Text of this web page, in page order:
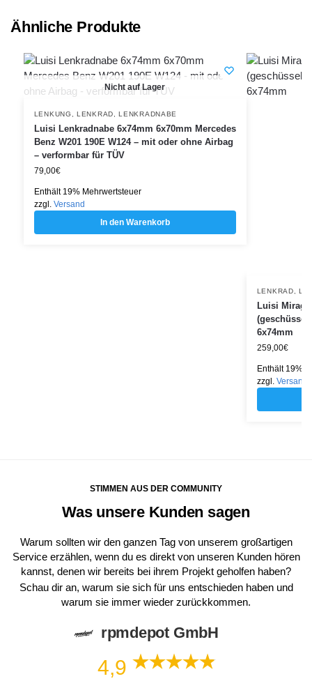
Ähnliche Produkte
Nicht auf Lager
LENKUNG ,LENKRAD ,LENKRADNABE
Luisi Lenkradnabe 6x74mm 6x70mm Mercedes
Benz W201 190E W124 – mit oder ohne Airbag
– verformbar für TÜV
79,00€
Enthält 19% Mehrwertsteuer
zzgl. Versand
In den Warenkorb
LENKRAD ,
Luisi
6x74mm
259,00€
Enthält 19%
zzgl. Versand
STIMMEN AUS DER COMMUNITY
Was unsere Kunden sagen
Warum sollten wir den ganzen Tag von unserem großartigen
Service erzählen, wenn du es direkt von unseren Kunden hören
kannst, denen wir bereits bei ihrem Projekt geholfen haben?
Schau dir an, warum sie sich für uns entschieden haben und
warum sie immer wieder zurückkommen.
rpmdepot GmbH
4,9